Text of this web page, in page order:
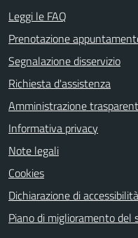
Leggi le FAQ
Prenotazione
Segnalazione disservizio
Richiesta d'assistenza
Amministrazione
Informativa privacy
Note legali
Cookies
Dichiarazione di accessibilità
Piano di miglioramento del